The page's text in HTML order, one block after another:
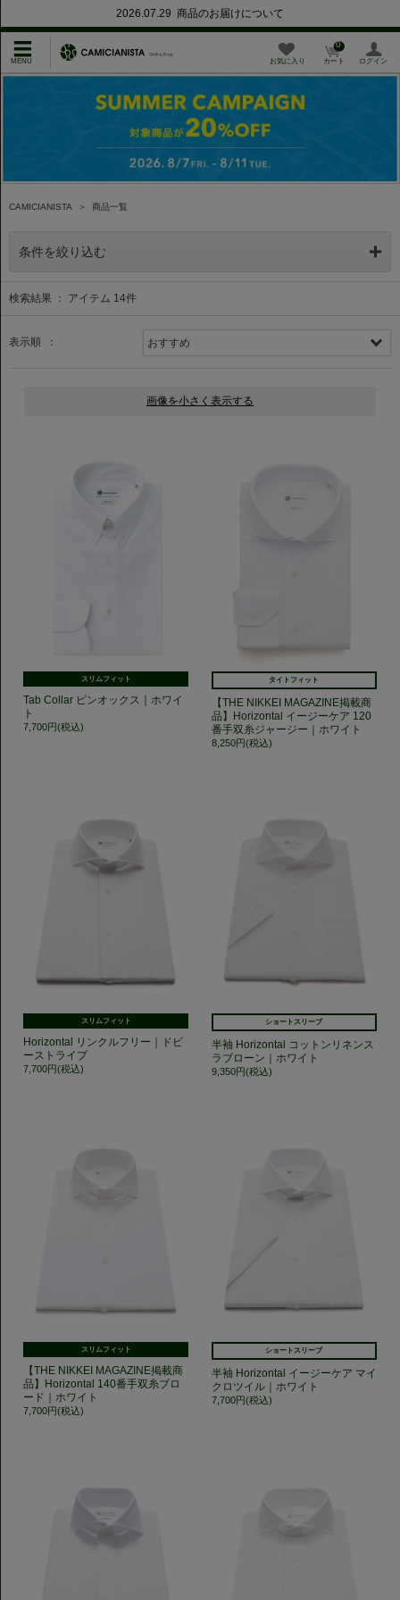
2026.07.29 商品のお届けについて
お気に入り カート
0
ログイン
CAMICIANISTA ＞ 商品一覧
条件を絞り込む
検索結果 ： アイテム 14件
表示順 ：
スリムフィット
Tab Collar ピンオックス｜ホワイ
ト
7,700円(税込)
タイトフィット
【THE NIKKEI MAGAZINE掲載商
品】Horizontal イージーケア 120
番手双糸ジャージー｜ホワイト
8,250円(税込)
スリムフィット
Horizontal リンクルフリー｜ドビ
ーストライプ
7,700円(税込)
ショートスリーブ
半袖 Horizontal コットンリネンス
ラブローン｜ホワイト
9,350円(税込)
スリムフィット
【THE NIKKEI MAGAZINE掲載商
品】Horizontal 140番手双糸ブロ
ード｜ホワイト
7,700円(税込)
ショートスリーブ
半袖 Horizontal イージーケア マイ
クロツイル｜ホワイト
7,700円(税込)